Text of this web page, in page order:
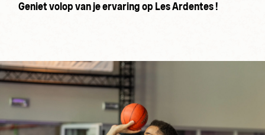
Geniet volop van je ervaring op Les Ardentes !